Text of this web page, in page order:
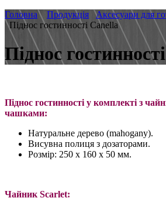
Головна
Продукція
Аксесуари для
Піднос гостинності Canella
Піднос
Піднос гостинності у комплекті з
чашками:
Натуральне дерево (mahogany).
Висувна полиця з дозаторами.
Розмір: 250 х 160 х 50 мм.
Чайник Scarlet: